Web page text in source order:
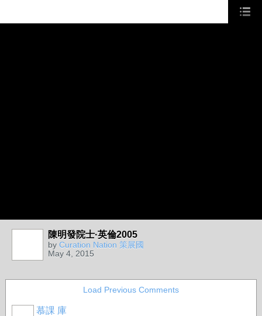
陳明發院士·英倫2005
by Curation Nation 策展國
May 4, 2015
Load Previous Comments
慕課 庫